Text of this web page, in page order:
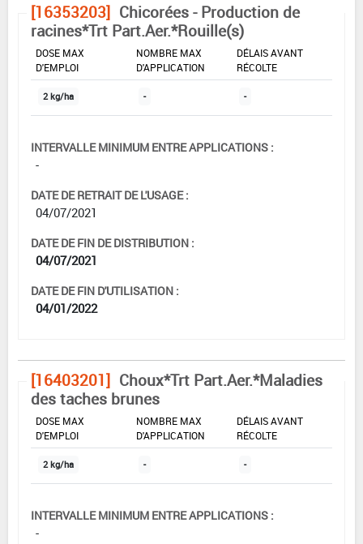
[16353203] Chicorées - Production de
racines*Trt Part.Aer.*Rouille(s)
DOSE MAX
D'EMPLOI
NOMBRE MAX
D'APPLICATION
DÉLAIS AVANT
RÉCOLTE
2 kg/ha - -
INTERVALLE MINIMUM ENTRE APPLICATIONS :
-
DATE DE RETRAIT DE L'USAGE :
04/07/2021
DATE DE FIN DE DISTRIBUTION :
04/07/2021
DATE DE FIN D'UTILISATION :
04/01/2022
[16403201] Choux*Trt Part.Aer.*Maladies
des taches brunes
DOSE MAX
D'EMPLOI
NOMBRE MAX
D'APPLICATION
DÉLAIS AVANT
RÉCOLTE
2 kg/ha - -
INTERVALLE MINIMUM ENTRE APPLICATIONS :
-